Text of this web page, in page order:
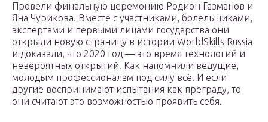
Провели финальную церемонию Родион Газманов и
Яна Чурикова. Вместе с участниками, болельщиками,
экспертами и первыми лицами государства они
открыли новую страницу в истории WorldSkills Russia
и доказали, что 2020 год — это время технологий и
невероятных открытий. Как напомнили ведущие,
молодым профессионалам под силу всё. И если
другие воспринимают испытания как преграду, то
они считают это возможностью проявить себя.